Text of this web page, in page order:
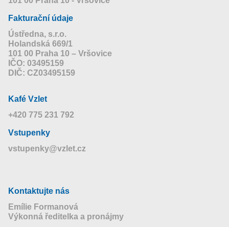
Fakturační údaje
Ústředna, s.r.o.
Holandská 669/1
101 00 Praha 10 – Vršovice
IČO: 03495159
DIČ: CZ03495159
Kafé Vzlet
+420 775 231 792
Vstupenky
vstupenky@vzlet.cz
Kontaktujte nás
Emílie Formanová
Výkonná ředitelka a pronájmy